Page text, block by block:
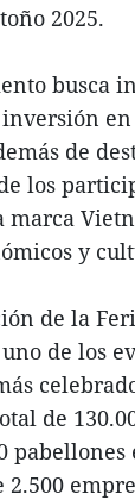
2025.
busca
de
los
marca
y
de la
de los
de